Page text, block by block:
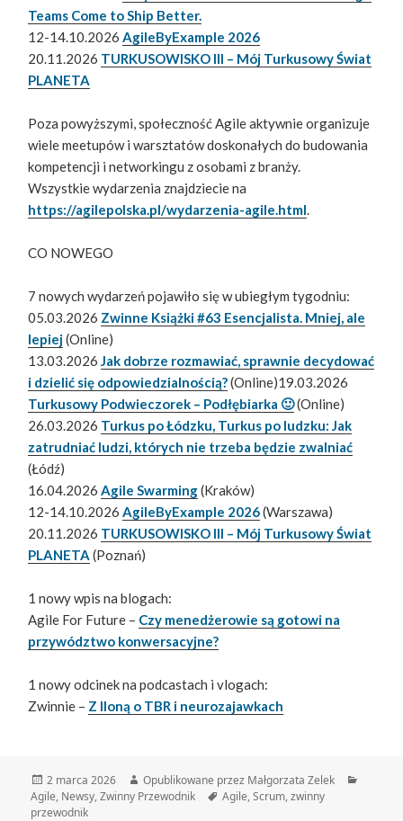
Teams Come to Ship Better.
12-14.10.2026 AgileByExample 2026
20.11.2026 TURKUSOWISKO III – Mój Turkusowy Świat
PLANETA
Poza powyższymi, społeczność Agile aktywnie organizuje
wiele meetupów i warsztatów doskonałych do budowania
kompetencji i networkingu z osobami z branży.
Wszystkie wydarzenia znajdziecie na
https://agilepolska.pl/wydarzenia-agile.html
CO NOWEGO
7 nowych wydarzeń pojawiło się w ubiegłym tygodniu:
05.03.2026 Zwinne Książki #63 Esencjalista. Mniej, ale
lepiej(Online)
13.03.2026 Jak dobrze rozmawiać, sprawnie decydować
i dzielić się odpowiedzialnością?(Online)19.03.2026
Turkusowy Podwieczorek – Podłębiarka 🙂(Online)
26.03.2026 Turkus po Łódzku, Turkus po ludzku: Jak
zatrudniać ludzi, których nie trzeba będzie zwalniać
(Łódź)
16.04.2026 Agile Swarming(Kraków)
12-14.10.2026 AgileByExample 2026(Warszawa)
20.11.2026 TURKUSOWISKO III – Mój Turkusowy Świat
PLANETA (Poznań)
1 nowy wpis na blogach:
Agile For Future – Czy menedżerowie są gotowi na
przywództwo konwersacyjne?
1 nowy odcinek na podcastach i vlogach:
Zwinnie – Z Iloną o TBR i neurozajawkach
Data
publikacji
2 marca 2026 Autor
Opublikowane przez Małgorzata Zelek
Agile, Newsy,Zwinny Przewodnik Tagi
Agile,Scrum,zwinny
przewodnik